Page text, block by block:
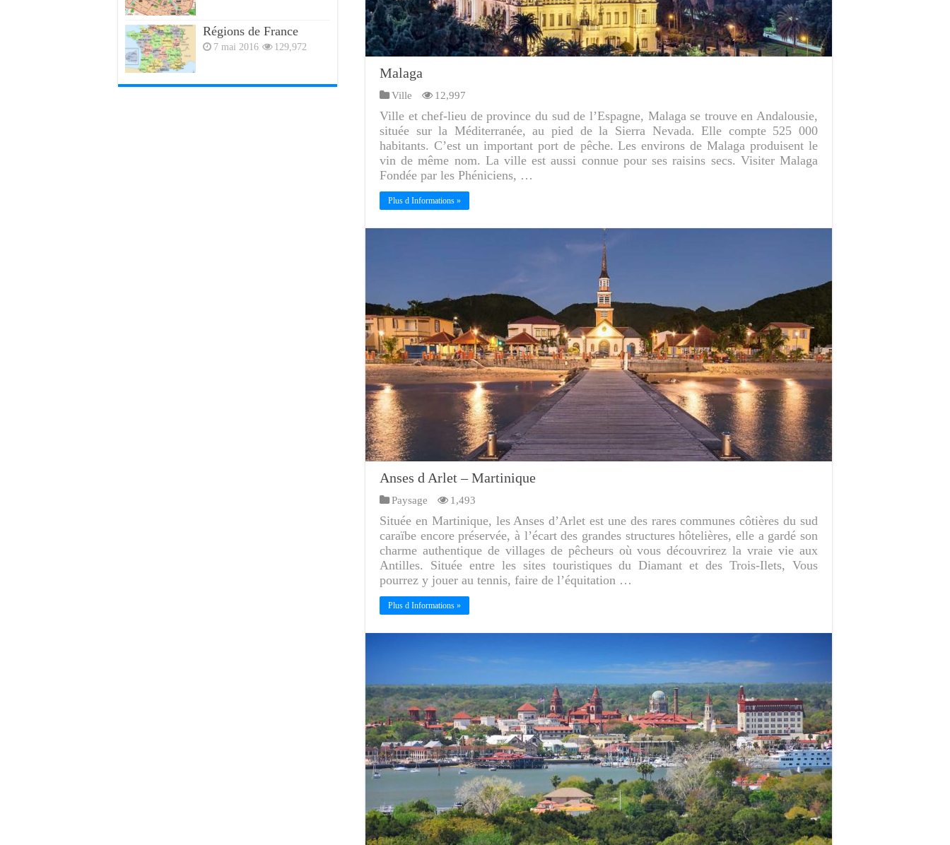
Malaga
Ville 12,997
Ville et chef-lieu de province du sud de l’Espagne, Malaga se trouve en Andalousie,
située sur la Méditerranée, au pied de la Sierra Nevada. Elle compte 525 000
habitants. C’est un important port de pêche. Les environs de Malaga produisent le
vin de même nom. La ville est aussi connue pour ses raisins secs. Visiter Malaga
Fondée par les Phéniciens, …
Plus d Informations »
Anses d Arlet – Martinique
Paysage 1,493
Située en Martinique, les Anses d’Arlet est une des rares communes côtières du sud
caraïbe encore préservée, à l’écart des grandes structures hôtelières, elle a gardé son
charme authentique de villages de pêcheurs où vous découvrirez la vraie vie aux
Antilles. Située entre les sites touristiques du Diamant et des Trois-Ilets, Vous
pourrez y jouer au tennis, faire de l’équitation …
Plus d Informations »
Régions de France
7 mai 2016 129,972